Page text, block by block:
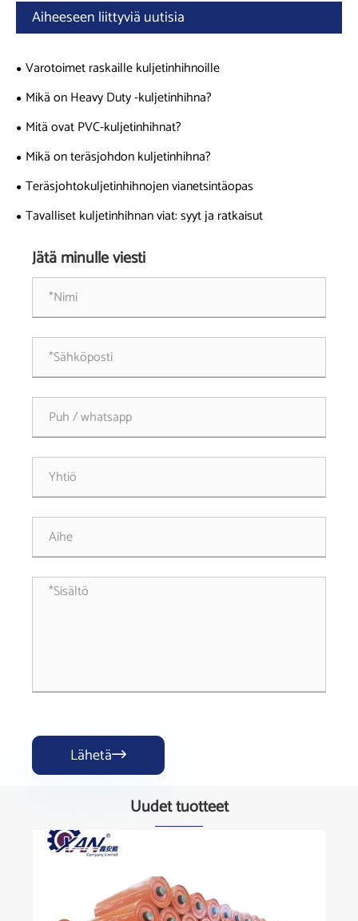
Aiheeseen liittyviä uutisia
Varotoimet raskaille kuljetinhihnoille
Mikä on Heavy Duty -kuljetinhihna?
Mitä ovat PVC-kuljetinhihnat?
Mikä on teräsjohdon kuljetinhihna?
Teräsjohtokuljetinhihnojen vianetsintäopas
Tavalliset kuljetinhihnan viat: syyt ja ratkaisut
Jätä minulle viesti
Lähetä
Uudet tuotteet